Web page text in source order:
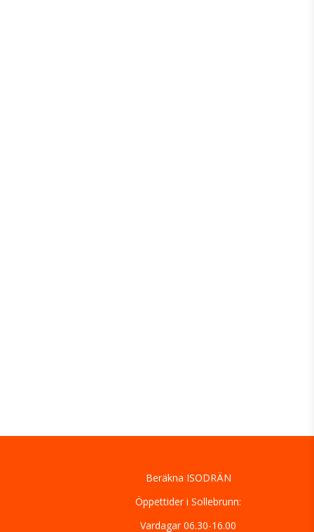
Beräkna ISODRÄN
Öppettider i Sollebrunn:
Vardagar 06.30-16.00